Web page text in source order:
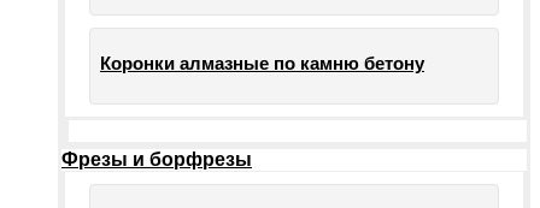
Коронки алмазные по камню бетону
Фрезы и борфрезы